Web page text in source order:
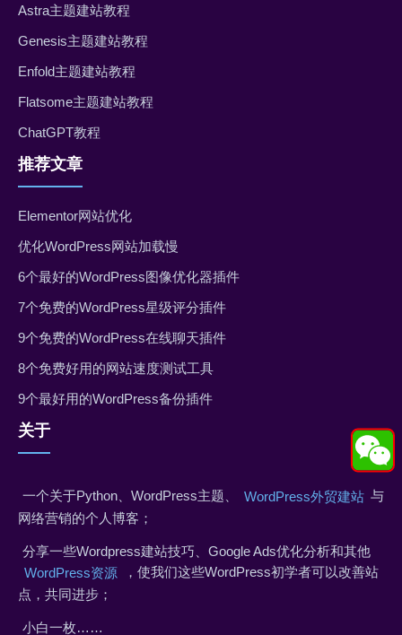
Astra主题建站教程
Genesis主题建站教程
Enfold主题建站教程
Flatsome主题建站教程
ChatGPT教程
推荐文章
Elementor网站优化
优化WordPress网站加载慢
6个最好的WordPress图像优化器插件
7个免费的WordPress星级评分插件
9个免费的WordPress在线聊天插件
8个免费好用的网站速度测试工具
9个最好用的WordPress备份插件
关于
一个关于Python、WordPress主题、 WordPress外贸建站 与
网络营销的个人博客；
分享一些Wordpress建站技巧、Google Ads优化分析和其他
WordPress资源
，使我们这些WordPress初学者可以改善站
点，共同进步；
小白一枚……